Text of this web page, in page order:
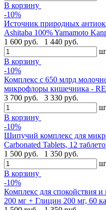
В корзину
-10%
Источник природных
Ashitaba 100% Yamamoto
1 600 руб.
1 440 руб.
В корзину
-10%
Комплекс с 650 млрд
микрофлоры кишечника -
3 700 руб.
3 330 руб.
В корзину
-10%
Шипучий комплекс для
Carbonated Tablets, 12
1 500 руб.
1 350 руб.
В корзину
-10%
Комплекс для спокойствия
200 мг + Глицин 200 мг, 60